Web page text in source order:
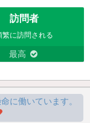
訪問者
繁に訪問される
最高
に働いています。